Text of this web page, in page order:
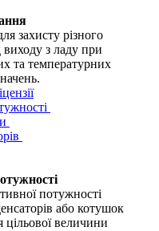
захисту різного
виходу з ладу при
та температурних
потужності
або котушок
цільової величини